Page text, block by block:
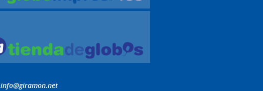
info@giramon.net